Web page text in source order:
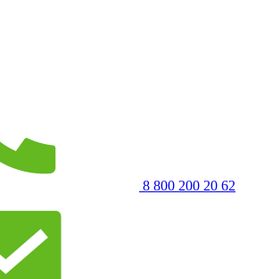
8 800 200 20 62